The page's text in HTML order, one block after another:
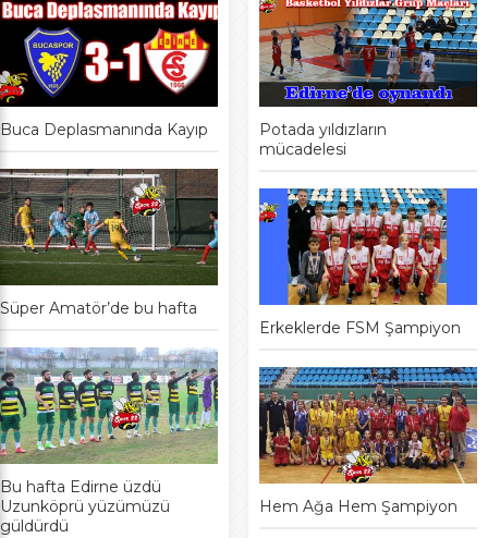
Buca Deplasmanında Kayıp
Süper Amatör’de bu hafta
Bu hafta Edirne üzdü
Uzunköprü yüzümüzü
güldürdü
Potada yıldızların
mücadelesi
Erkeklerde FSM Şampiyon
Hem Ağa Hem Şampiyon